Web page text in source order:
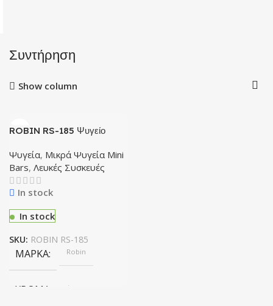
Συντήρηση
Show column
ROBIN RS-185 Ψυγείο
Ψυγεία, Μικρά Ψυγεία Mini
Bars, Λευκές Συσκευές
In stock
In stock
SKU: ROBIN RS-185
ΜΆΡΚΑ Robin
ΧΡΏΜΑ inox